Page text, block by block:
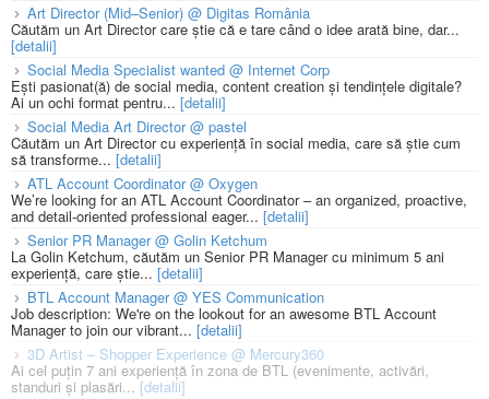
Art Director (Mid–Senior) @ Digitas România
Căutăm un Art Director care știe că e tare când o idee arată bine, dar...
[detalii]
Social Media Specialist wanted @ Internet Corp
Ești pasionat(ă) de social media, content creation și tendințele digitale?
Ai un ochi format pentru... [detalii]
Social Media Art Director @ pastel
Căutăm un Art Director cu experiență în social media, care să știe cum
să transforme... [detalii]
ATL Account Coordinator @ Oxygen
We’re looking for an ATL Account Coordinator – an organized, proactive,
and detail-oriented professional eager... [detalii]
Senior PR Manager @ Golin Ketchum
La Golin Ketchum, căutăm un Senior PR Manager cu minimum 5 ani
experiență, care știe... [detalii]
BTL Account Manager @ YES Communication
Job description: We're on the lookout for an awesome BTL Account
Manager to join our vibrant... [detalii]
3D Artist – Shopper Experience @ Mercury360
Ai cel puțin 7 ani experiență în zona de BTL (evenimente, activări,
standuri și plasări... [detalii]